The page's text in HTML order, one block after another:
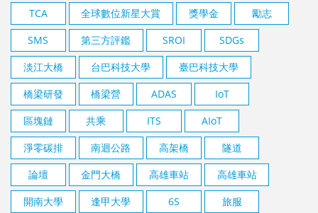
TCA
全球數位新星大賞 獎學金
勵志
SMS
第三方評鑑 SROI
SDGs
淡江大橋
台巴科技大學
臺巴科技大學
橋梁研發
橋梁營 ADAS
IoT
區塊鏈
共乘 ITS
AIoT
淨零碳排
南迴公路 高架橋
隧道
論壇
金門大橋 高雄車站
高雄車站
開南大學
逢甲大學 6S
旅服